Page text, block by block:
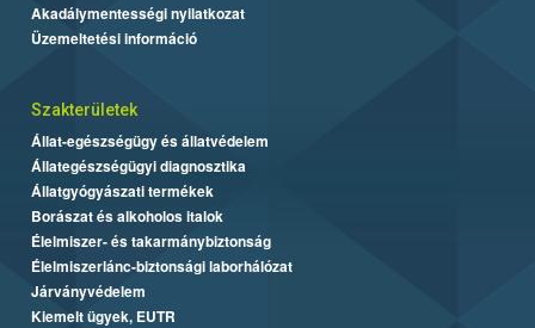
Akadálymentességi nyilatkozat
Üzemeltetési információ
Szakterületek
Állat-egészségügy és állatvédelem
Állategészségügyi diagnosztika
Állatgyógyászati termékek
Borászat és alkoholos italok
Élelmiszer- és takarmánybiztonság
Élelmiszerlánc-biztonsági laborhálózat
Járványvédelem
Kiemelt ügyek, EUTR